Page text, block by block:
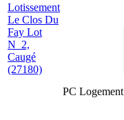
Lotissement
Le Clos Du
Fay Lot
N_2,
Caugé
(27180)
PC Logement